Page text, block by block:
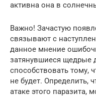
активна она в
Важно! Зачастую
связывают с
данное мнение
затянувшиеся щедрые
способствовать тому,
не будет. Определить,
атаке этого паразита,